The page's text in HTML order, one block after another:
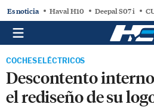
Es noticia Haval H10 Deepal S07 i
COCHES ELÉCTRICOS
Descontento
el rediseño de su